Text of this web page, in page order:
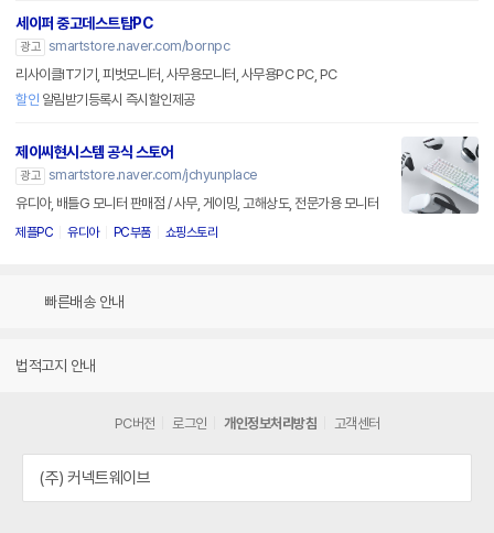
세이퍼 중고데스트탑PC
광고 smartstore.naver.com/bornpc
리사이클IT기기, 피벗모니터, 사무용모니터, 사무용PC PC, PC
할인 알림받기등록시 즉시할인제공
제이씨현시스템 공식 스토어
광고 smartstore.naver.com/jchyunplace
유디아, 배틀G 모니터 판매점 / 사무, 게이밍, 고해상도, 전문가용 모니터
제플PC 유디아 PC부품 쇼핑스토리
빠른배송 안내
법적고지 안내
PC버전 로그인 개인정보처리방침 고객센터
(주) 커넥트웨이브